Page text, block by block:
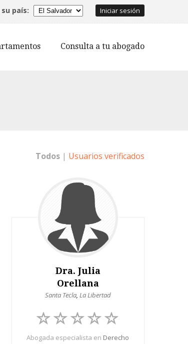
Iniciar sesión
país:
Consulta a tu abogado
Todos| Usuarios verificados
Dra. Julia
Orellana
Santa Tecla, La Libertad
Abogada especialista en Derecho